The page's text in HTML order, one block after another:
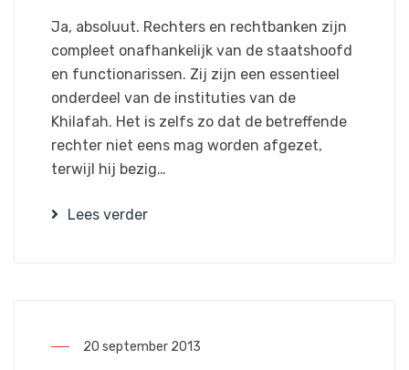
Ja, absoluut. Rechters en rechtbanken zijn
compleet onafhankelijk van de staatshoofd
en functionarissen. Zij zijn een essentieel
onderdeel van de instituties van de
Khilafah. Het is zelfs zo dat de betreffende
rechter niet eens mag worden afgezet,
terwijl hij bezig…
Lees verder
20 september 2013